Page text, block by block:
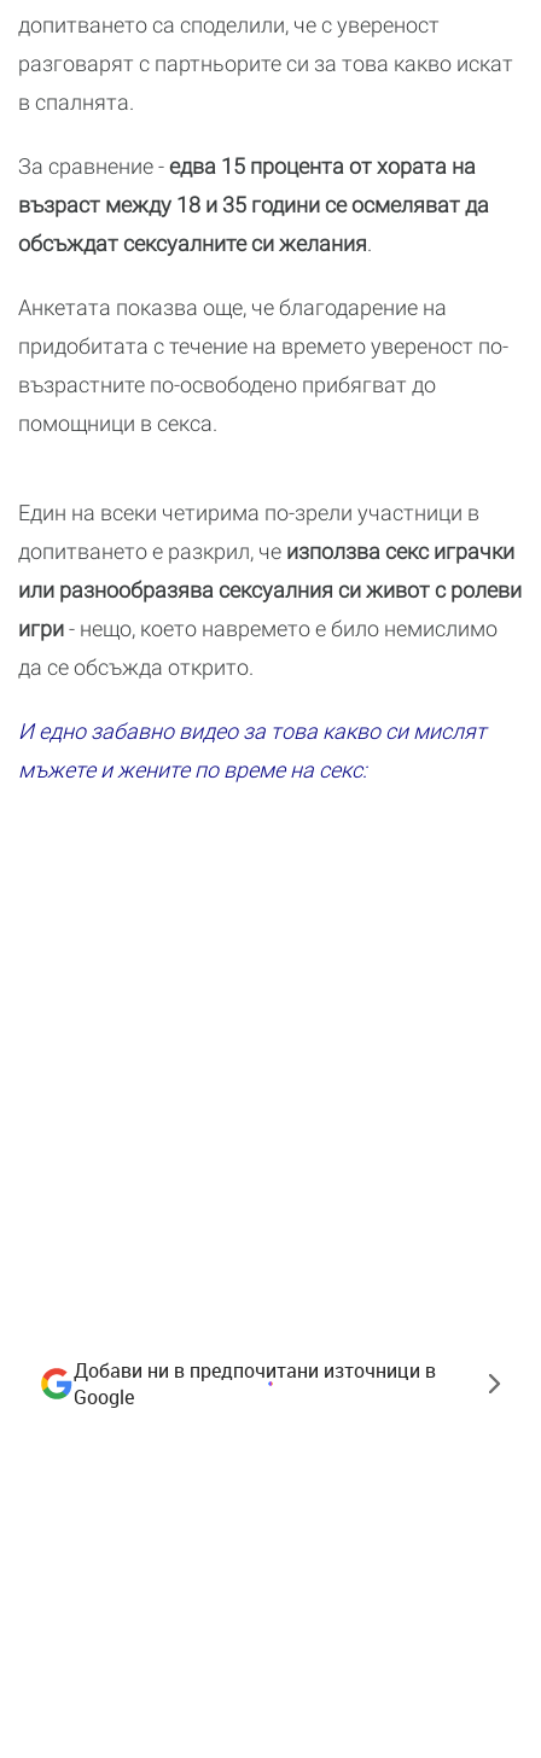
допитването са споделили, че с увереност
разговарят с партньорите си за това какво искат
в спалнята.
За сравнение -едва 15 процента от хората на
възраст между 18 и 35 години се осмеляват да
обсъждат сексуалните си желания.
Анкетата показва още, че благодарение на
придобитата с течение на времето увереност по-
възрастните по-освободено прибягват до
помощници в секса.
Един на всеки четирима по-зрели участници в
допитването е разкрил, че използва секс играчки
или разнообразява сексуалния си живот с ролеви
игри- нещо, което навремето е било немислимо
да се обсъжда открито.
И едно забавно видео за това какво си мислят
мъжете и жените по време на секс:
Добави ни в предпочитани източници в
Google